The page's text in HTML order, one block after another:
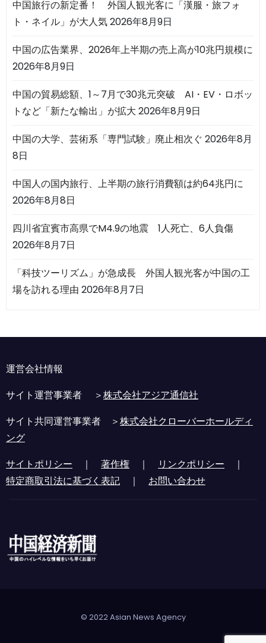
中国旅行の新定番！ 外国人観光客に「漢服・旅フォ
ト・ネイル」が大人気2026年8月9日
中国の広告業界、2026年上半期の売上高が10兆円規模に
2026年8月9日
中国の貿易総額、1～7月で30兆元突破 AI・EV・ロボッ
トなど「新たな輸出」が拡大 2026年8月9日
中国の大学、芸術系「専門試験」廃止相次ぐ 2026年8月
8日
中国人の国内旅行、上半期の旅行消費額は約64兆円に
2026年8月8日
四川省宜賓市高県でM4.9の地震 1人死亡、6人負傷
2026年8月7日
「科技ツーリズム」が急成長 外国人観光客が中国の工
場を訪れる理由 2026年8月7日
運営会社情報
サイト運営事業者 ＞株式会社アジア通信社
サイト共同運営事業者 ＞株式会社クローバーホールディ
ング
サイトポリシー ｜ 著作権 ｜ リンクポリシー ｜
特定商取引法に基づく表記 ｜ お問い合わせ
© 2022 Asian News Agency